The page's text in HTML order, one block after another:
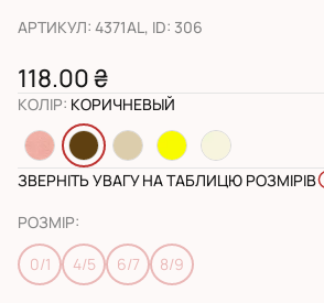
АРТИКУЛ: 4371AL, ID: 306
118.00 ₴
КОЛІР: КОРИЧНЕВЫЙ
ЗВЕРНІТЬ УВАГУ НА ТАБЛИЦЮ РОЗМІРІВ
РОЗМІР:
0/1 4/5 6/7 8/9